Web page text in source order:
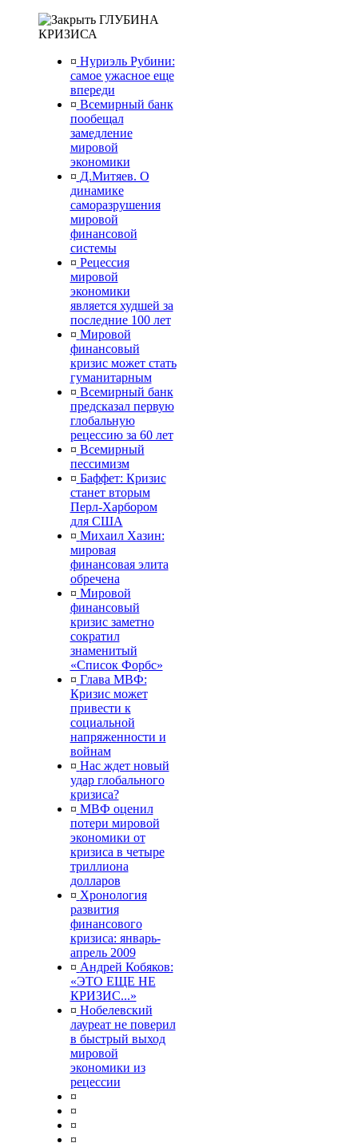
ГЛУБИНА
КРИЗИСА
¤ Нуриэль Рубини:
самое ужасное еще
впереди
¤ Всемирный банк
пообещал
замедление
мировой
экономики
¤ Д.Митяев. О
динамике
саморазрушения
мировой
финансовой
системы
¤ Рецессия
мировой
экономики
является худшей за
последние 100 лет
¤ Мировой
финансовый
кризис может стать
гуманитарным
¤ Всемирный банк
предсказал первую
глобальную
рецессию за 60 лет
¤ Всемирный
пессимизм
¤ Баффет: Кризис
станет вторым
Перл-Харбором
для США
¤ Михаил Хазин:
мировая
финансовая элита
обречена
¤ Мировой
финансовый
кризис заметно
сократил
знаменитый
«Список Форбс»
¤ Глава МВФ:
Кризис может
привести к
социальной
напряженности и
войнам
¤ Нас ждет новый
удар глобального
кризиса?
¤ МВФ оценил
потери мировой
экономики от
кризиса в четыре
триллиона
долларов
¤ Хронология
развития
финансового
кризиса: январь-
апрель 2009
¤ Андрей Кобяков:
«ЭТО ЕЩЕ НЕ
КРИЗИС...»
¤ Нобелевский
лауреат не поверил
в быстрый выход
мировой
экономики из
рецессии
¤
¤
¤
¤